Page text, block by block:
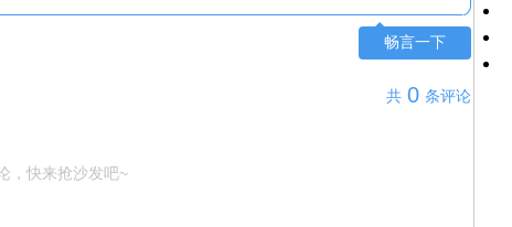
畅言一下
共 0 条评论
，快来抢沙发吧~